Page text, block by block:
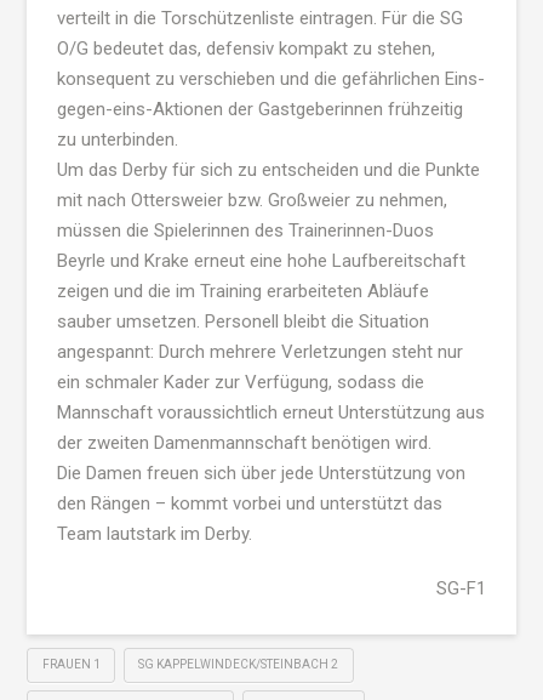
verteilt in die Torschützenliste eintragen. Für die SG
O/G bedeutet das, defensiv kompakt zu stehen,
konsequent zu verschieben und die gefährlichen Eins-
gegen-eins-Aktionen der Gastgeberinnen frühzeitig
zu unterbinden.
Um das Derby für sich zu entscheiden und die Punkte
mit nach Ottersweier bzw. Großweier zu nehmen,
müssen die Spielerinnen des Trainerinnen-Duos
Beyrle und Krake erneut eine hohe Laufbereitschaft
zeigen und die im Training erarbeiteten Abläufe
sauber umsetzen. Personell bleibt die Situation
angespannt: Durch mehrere Verletzungen steht nur
ein schmaler Kader zur Verfügung, sodass die
Mannschaft voraussichtlich erneut Unterstützung aus
der zweiten Damenmannschaft benötigen wird.
Die Damen freuen sich über jede Unterstützung von
den Rängen – kommt vorbei und unterstützt das
Team lautstark im Derby.
SG-F1
FRAUEN 1 SG KAPPELWINDECK/STEINBACH 2